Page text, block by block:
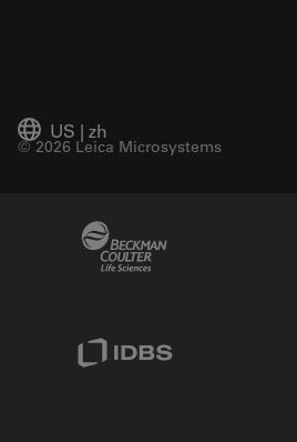
US | zh
© 2026 Leica Microsystems